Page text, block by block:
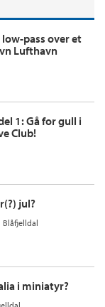
pass over et
Lufthavn
1: Gå for gull i
Club!
jul?
Blåfjelldal
i miniatyr?